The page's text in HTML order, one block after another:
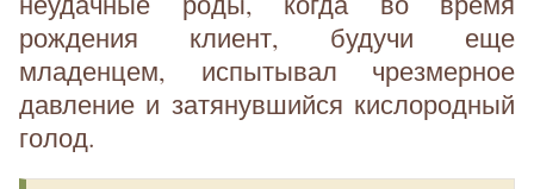
рождения клиент, будучи еще
младенцем, испытывал чрезмерное
давление и затянувшийся кислородный
голод.